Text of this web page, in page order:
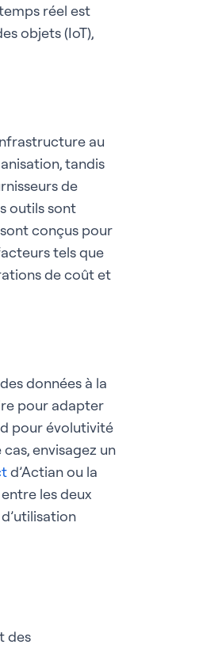
réel est
objets (IoT),
au
tandis
de
outils sont
conçus pour
tels que
de coût et
données à la
pour adapter
pour évolutivité
envisagez un
d’Actian ou la
les deux
des